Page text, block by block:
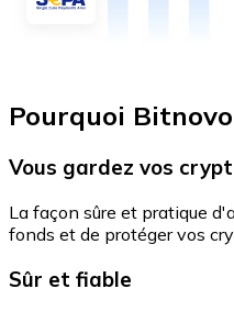
Pourquoi
Vous gardez vos
La façon sûre et pratique
fonds et de protéger vos
Sûr et fiable